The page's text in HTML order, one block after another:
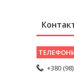
+380